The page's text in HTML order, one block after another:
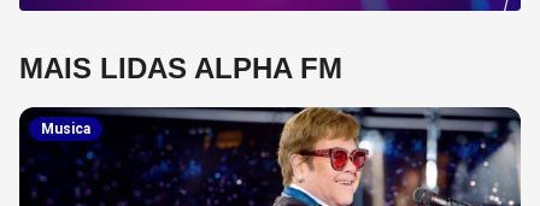
MAIS LIDAS ALPHA FM
Musica